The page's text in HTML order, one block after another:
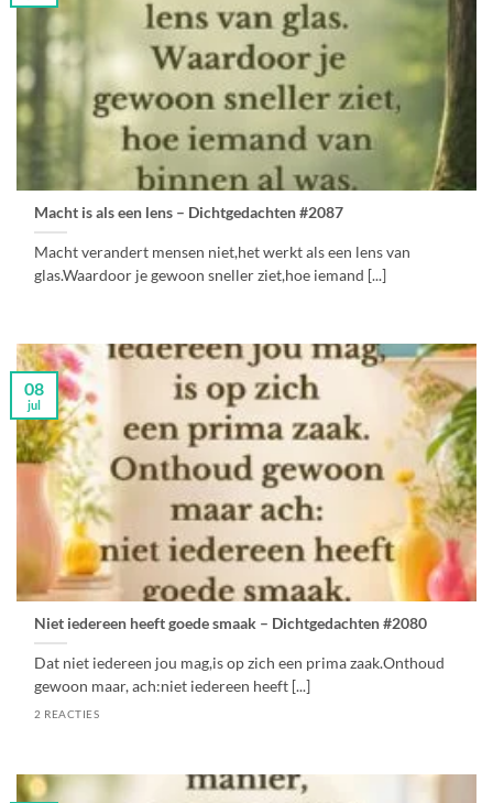
Macht is als een lens – Dichtgedachten #2087
Macht verandert mensen niet,het werkt als een lens van
glas.Waardoor je gewoon sneller ziet,hoe iemand [...]
Niet iedereen heeft goede smaak – Dichtgedachten #2080
Dat niet iedereen jou mag,is op zich een prima zaak.Onthoud
gewoon maar, ach:niet iedereen heeft [...]
2 REACTIES
08
jul